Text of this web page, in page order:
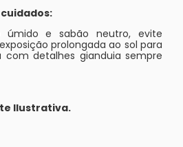
e sabão neutro, evite
prolongada ao sol para
detalhes gianduia sempre
Ilustrativa.